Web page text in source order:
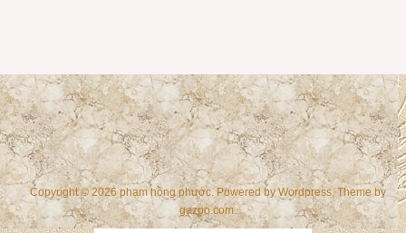
Copyright © 2026 phạm hồng phước. Powered byWordpress, Theme by
gazpo.com.